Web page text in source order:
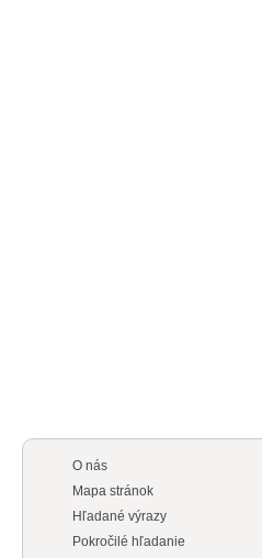
O nás
Mapa stránok
Hľadané výrazy
Pokročilé hľadanie